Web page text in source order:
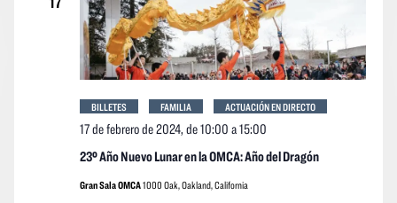
23º Año Nuevo Lunar en la OMCA: Año del Dragón
17 de febrero de 2024, de 10:00 a15:00
BILLETES FAMILIA ACTUACIÓN EN DIRECTO
Gran Sala OMCA1000 Oak, Oakland, California